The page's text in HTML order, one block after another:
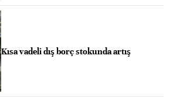
Kısa vadeli dış borç stokunda artış